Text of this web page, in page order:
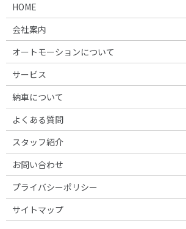
HOME
会社案内
オートモーションについて
サービス
納車について
よくある質問
スタッフ紹介
お問い合わせ
プライバシーポリシー
サイトマップ